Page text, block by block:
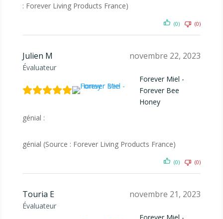
: Forever Living Products France)
(0) (0)
Julien M
Évaluateur
novembre 22, 2023
Forever Miel -
Forever Bee
Honey
génial :
génial (Source : Forever Living Products France)
(0) (0)
Touria E
Évaluateur
novembre 21, 2023
Forever Miel -